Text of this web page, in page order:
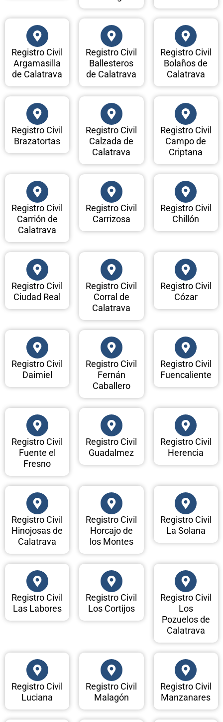
Registro Civil
Argamasilla
de Calatrava
Registro Civil
Ballesteros
de Calatrava
Registro Civil
Bolaños de
Calatrava
Registro Civil
Brazatortas
Registro Civil
Calzada de
Calatrava
Registro Civil
Campo de
Criptana
Registro Civil
Carrión de
Calatrava
Registro Civil
Carrizosa
Registro Civil
Chillón
Registro Civil
Ciudad Real
Registro Civil
Corral de
Calatrava
Registro Civil
Cózar
Registro Civil
Daimiel
Registro Civil
Fernán
Caballero
Registro Civil
Fuencaliente
Registro Civil
Fuente el
Fresno
Registro Civil
Guadalmez
Registro Civil
Herencia
Registro Civil
Hinojosas de
Calatrava
Registro Civil
Horcajo de
los Montes
Registro Civil
La Solana
Registro Civil
Las Labores
Registro Civil
Los Cortijos
Registro Civil
Los
Pozuelos de
Calatrava
Registro Civil
Luciana
Registro Civil
Malagón
Registro Civil
Manzanares